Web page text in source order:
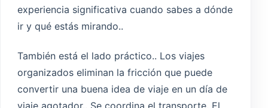
experiencia significativa cuando sabes a dónde
ir y qué estás mirando..
También está el lado práctico.. Los viajes
organizados eliminan la fricción que puede
convertir una buena idea de viaje en un día de
viaje agotador.. Se coordina el transporte. El